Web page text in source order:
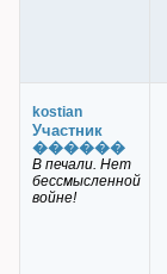
kostian
Участник
������
В печали. Нет
бессмысленной
войне!